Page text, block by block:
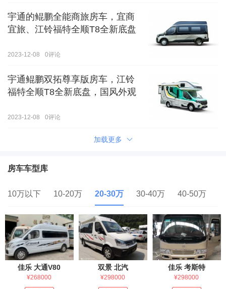
宇通的鲲鹏全能商旅房车，宜商
宜旅、江铃福特全顺T8全新底盘
2023-12-08 0评论
宇通鲲鹏双拓尊享版房车，江铃
福特全顺T8全新底盘，国风外观
2023-12-08 0评论
加载更多
房车车型库
10万以下 10-20万 20-30万 30-40万 40-50万
佳乐 大通V80
¥268000
双景 北汽
¥298000
佳乐 考斯特
¥298000